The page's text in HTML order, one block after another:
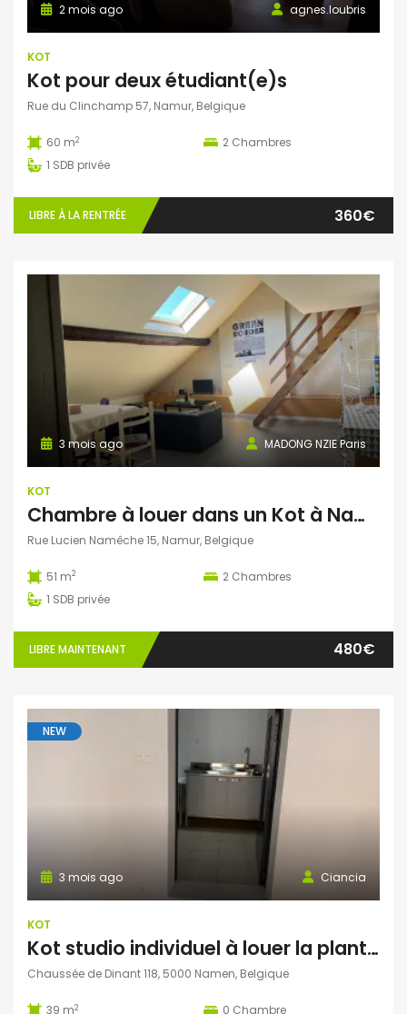
agnes.loubris
2 mois ago
KOT
Kot pour deux étudiant(e)s
Rue du Clinchamp 57, Namur, Belgique
60 m2 2 Chambres
1 SDB privée
LIBRE À LA RENTRÉE 360€
MADONG NZIE Paris
3 mois ago
KOT
Chambre à louer dans un Kot à Namur
Rue Lucien Namêche 15, Namur, Belgique
51 m2 2 Chambres
1 SDB privée
LIBRE MAINTENANT 480€
NEW
Ciancia
3 mois ago
KOT
Kot studio individuel à louer la plante Namur
Chaussée de Dinant 118, 5000 Namen, Belgique
39 m2 0 Chambre